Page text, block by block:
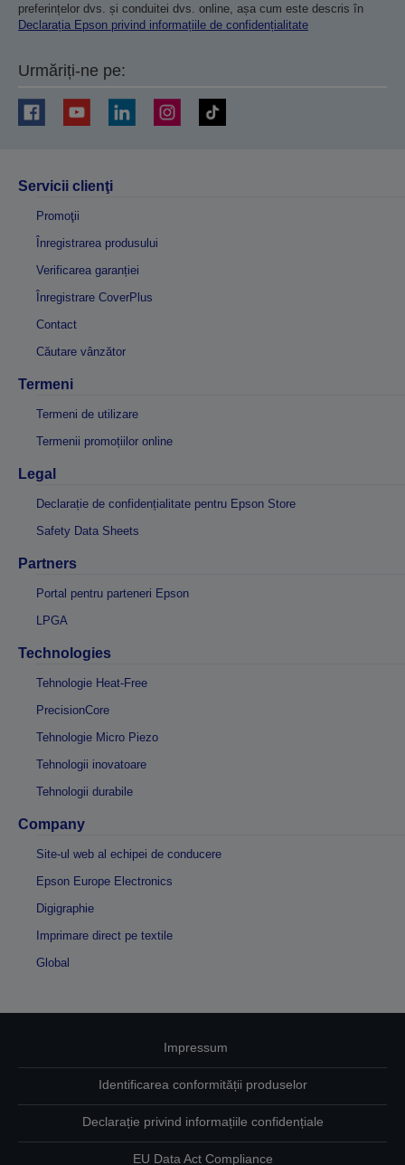
preferințelor dvs. și conduitei dvs. online, așa cum este descris în
Declarația Epson privind informațiile de confidențialitate
Urmăriți-ne pe:
Servicii clienţi
Promoţii
Înregistrarea produsului
Verificarea garanției
Înregistrare CoverPlus
Contact
Căutare vânzător
Termeni
Termeni de utilizare
Termenii promoțiilor online
Legal
Declarație de confidențialitate pentru Epson Store
Safety Data Sheets
Partners
Portal pentru parteneri Epson
LPGA
Technologies
Tehnologie Heat-Free
PrecisionCore
Tehnologie Micro Piezo
Tehnologii inovatoare
Tehnologii durabile
Company
Site-ul web al echipei de conducere
Epson Europe Electronics
Digigraphie
Imprimare direct pe textile
Global
Impressum
Identificarea conformității produselor
Declarație privind informațiile confidențiale
EU Data Act Compliance